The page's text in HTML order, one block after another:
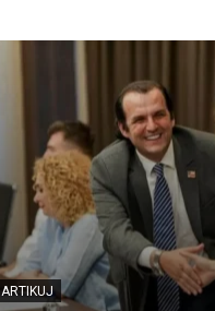
ARTIKUJ